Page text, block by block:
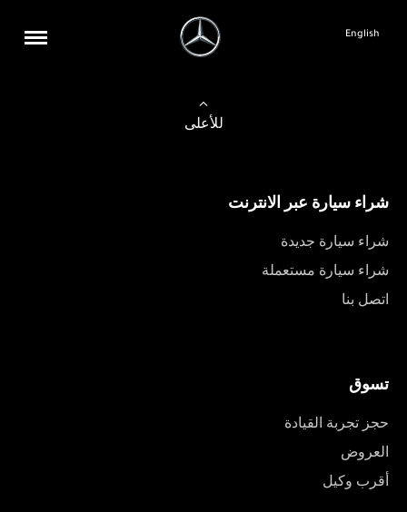
English
للأعلى
شراء سيارة عبر الانترنت
شراء سيارة جديدة
شراء سيارة مستعملة
اتصل بنا
تسوق
حجز تجربة القيادة
العروض
أقرب وكيل